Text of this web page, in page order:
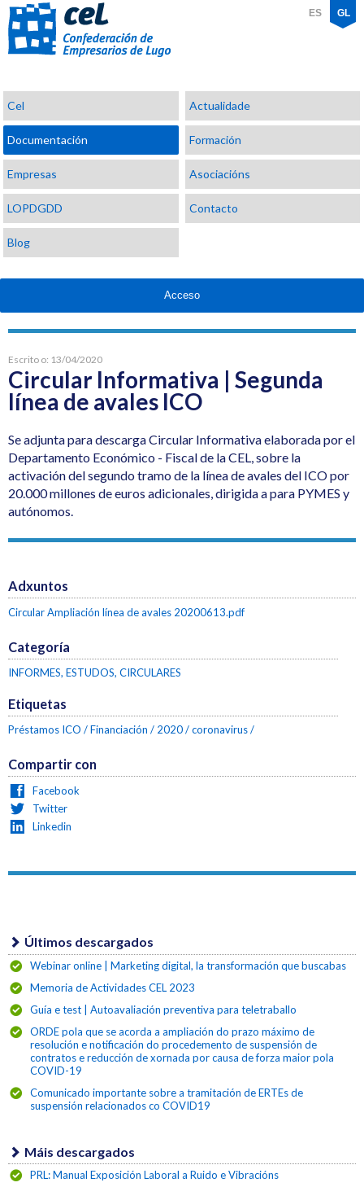
Confederación
de
Empresarios
de
Lugo
ES GL
Cel Actualidade
Documentación Formación
Empresas Asociacións
LOPDGDD Contacto
Blog
Acceso
Escrito o: 13/04/2020
Circular Informativa | Segunda
línea de avales ICO
Se adjunta para descarga Circular Informativa elaborada por el
Departamento Económico - Fiscal de la CEL, sobre la
activación del segundo tramo de la línea de avales del ICO por
20.000 millones de euros adicionales, dirigida a para PYMES y
autónomos.
Adxuntos
Circular Ampliación línea de avales 20200613.pdf
Categoría
INFORMES, ESTUDOS, CIRCULARES
Etiquetas
Préstamos ICO Financiación 2020 coronavirus
Compartir con
Facebook
Twitter
Linkedin
Últimos descargados
Webinar online | Marketing digital, la transformación que buscabas
Memoria de Actividades CEL 2023
Guía e test | Autoavaliación preventiva para teletraballo
ORDE pola que se acorda a ampliación do prazo máximo de
resolución e notificación do procedemento de suspensión de
contratos e reducción de xornada por causa de forza maior pola
COVID-19
Comunicado importante sobre a tramitación de ERTEs de
suspensión relacionados co COVID19
Máis descargados
PRL: Manual Exposición Laboral a Ruido e Vibracións